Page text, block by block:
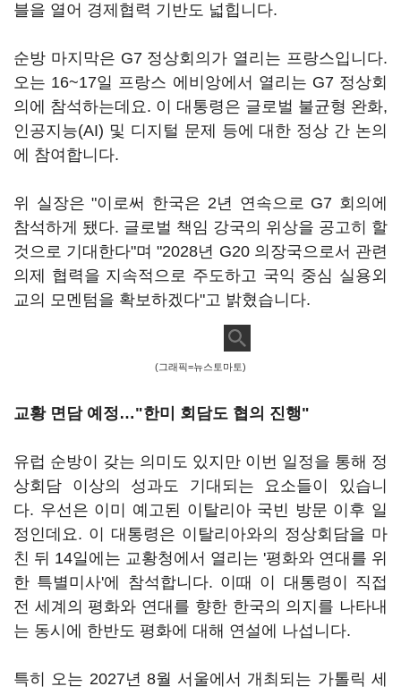
블을 열어 경제협력 기반도 넓힙니다.
순방 마지막은 G7 정상회의가 열리는 프랑스입니다.
오는 16~17일 프랑스 에비앙에서 열리는 G7 정상회
의에 참석하는데요. 이 대통령은 글로벌 불균형 완화,
인공지능(AI) 및 디지털 문제 등에 대한 정상 간 논의
에 참여합니다.
위 실장은 "이로써 한국은 2년 연속으로 G7 회의에
참석하게 됐다. 글로벌 책임 강국의 위상을 공고히 할
것으로 기대한다"며 "2028년 G20 의장국으로서 관련
의제 협력을 지속적으로 주도하고 국익 중심 실용외
교의 모멘텀을 확보하겠다"고 밝혔습니다.
(그래픽=뉴스토마토)
교황 면담 예정…"한미 회담도 협의 진행"
유럽 순방이 갖는 의미도 있지만 이번 일정을 통해 정
상회담 이상의 성과도 기대되는 요소들이 있습니
다. 우선은 이미 예고된 이탈리아 국빈 방문 이후 일
정인데요. 이 대통령은 이탈리아와의 정상회담을 마
친 뒤 14일에는 교황청에서 열리는 '평화와 연대를 위
한 특별미사'에 참석합니다. 이때 이 대통령이 직접
전 세계의 평화와 연대를 향한 한국의 의지를 나타내
는 동시에 한반도 평화에 대해 연설에 나섭니다.
특히 오는 2027년 8월 서울에서 개최되는 가톨릭 세